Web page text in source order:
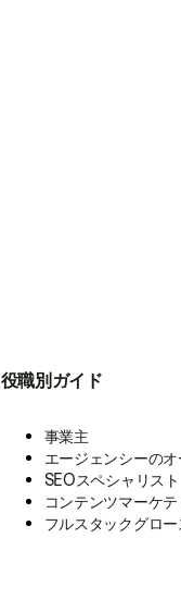
役職別ガイド
事業主
エージェンシーのオ
SEOスペシャリスト
コンテンツマーケ
フルスタックグロ